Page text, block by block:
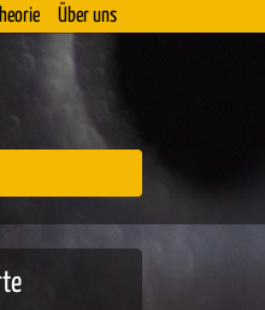
Theorie Über uns